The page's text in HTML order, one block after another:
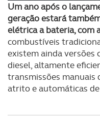
Um ano após o
geração estará
elétrica a bateria, com
combustíveis
existem ainda versões
diesel, altamente
transmissões manuais
atrito e automáticas